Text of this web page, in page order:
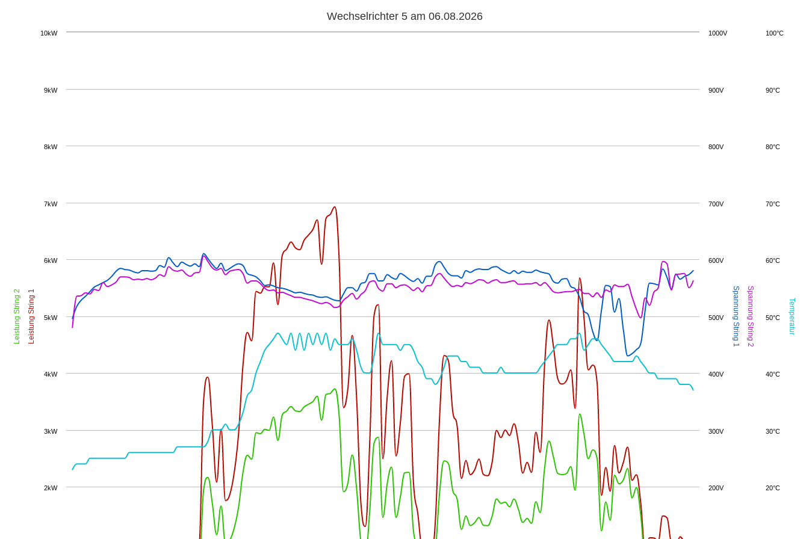
Leistung String 1
Leistung String 2 Spannung String 1Spannung String 2 Temperatur
Wechselrichter 5 am 06.08.2026
2kW
3kW
4kW
5kW
6kW
7kW
8kW
9kW
10kW
200V
300V
400V
500V
600V
700V
800V
900V
1000V
20°C
30°C
40°C
50°C
60°C
70°C
80°C
90°C
100°C